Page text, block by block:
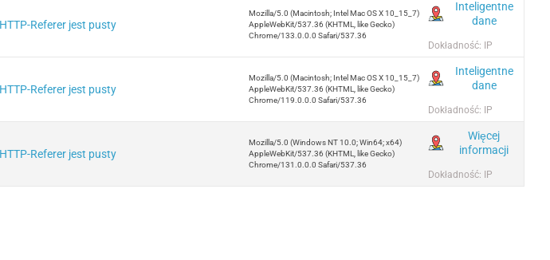
HTTP-Referer jest pusty
Mozilla/5.0 (Macintosh; Intel Mac OS X 10_15_7)
AppleWebKit/537.36 (KHTML, like Gecko)
Chrome/133.0.0.0 Safari/537.36
Inteligentne
dane
Dokładność: IP
HTTP-Referer jest pusty
Mozilla/5.0 (Macintosh; Intel Mac OS X 10_15_7)
AppleWebKit/537.36 (KHTML, like Gecko)
Chrome/119.0.0.0 Safari/537.36
Inteligentne
dane
Dokładność: IP
HTTP-Referer jest pusty
Mozilla/5.0 (Windows NT 10.0; Win64; x64)
AppleWebKit/537.36 (KHTML, like Gecko)
Chrome/131.0.0.0 Safari/537.36
Więcej
informacji
Dokładność: IP